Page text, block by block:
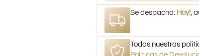
Se despacha: Hoy! ,
Todas nuestras